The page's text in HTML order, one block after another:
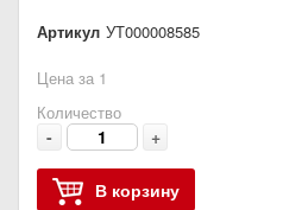
Артикул УТ000008585
Цена за 1
Количество
- +
В корзину